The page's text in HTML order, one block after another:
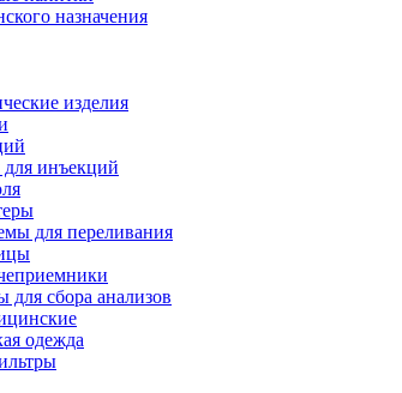
назначения
изделия
инъекций
для переливания
для сбора анализов
одежда